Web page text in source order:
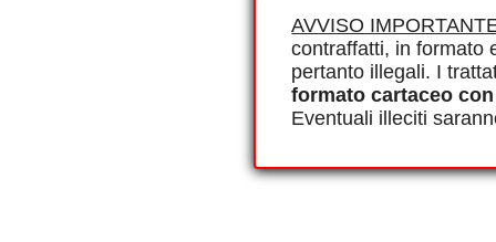
AVVISO
contraffatti, in formato
pertanto illegali. I
formato cartaceo
Eventuali illeciti